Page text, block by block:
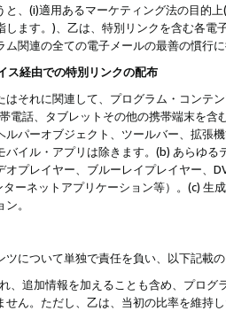
と、(i)適用あるマーケティング法の目的
します。)、乙は、特別リンクを含む各
ム関連の全ての電子メールの最善の慣行
ス経由での特別リンクの配布
はそれに関連して、プログラム・コンテ
電話、タブレットその他の携帯端末を
ルパーオブジェクト、ツールバー、拡張
バイル・アプリは除きます。(b) あらゆ
オプレイヤー、ブルーレイプレイヤー、
ーネットアプリケーション等）。(c)
。
ツについて単独で責任を負い、以下記載
、追加情報を加えることも含め、プロ
せん。ただし、乙は、当初の比率を維持